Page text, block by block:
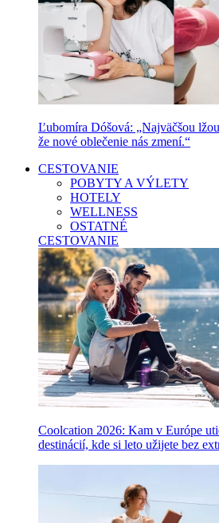
Ľubomíra Dóšová: „Najväčšou
že nové oblečenie nás zmení.“
CESTOVANIE
POBYTY A VÝLETY
HOTELY
WELLNESS
OSTATNÉ
CESTOVANIE
Coolcation 2026: Kam v Európe
destinácií, kde si leto užijete bez